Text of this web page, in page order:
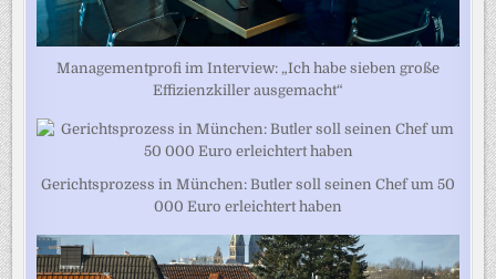
Managementprofi im Interview: „Ich habe sieben große
Effizienzkiller ausgemacht“
Gerichtsprozess in München: Butler soll seinen Chef um 50
000 Euro erleichtert haben